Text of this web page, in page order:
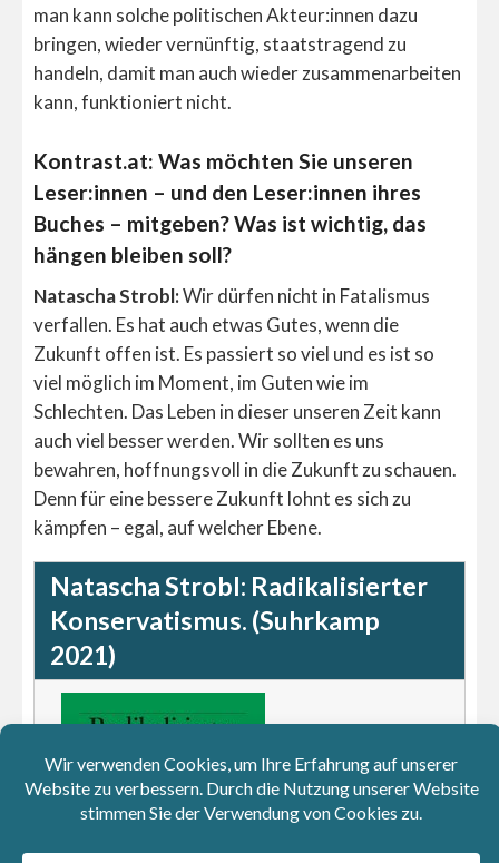
man kann solche politischen Akteur:innen dazu
bringen, wieder vernünftig, staatstragend zu
handeln, damit man auch wieder zusammenarbeiten
kann, funktioniert nicht.
Kontrast.at: Was möchten Sie unseren
Leser:innen – und den Leser:innen ihres
Buches – mitgeben? Was ist wichtig, das
hängen bleiben soll?
Natascha Strobl:Wir dürfen nicht in Fatalismus
verfallen. Es hat auch etwas Gutes, wenn die
Zukunft offen ist. Es passiert so viel und es ist so
viel möglich im Moment, im Guten wie im
Schlechten. Das Leben in dieser unseren Zeit kann
auch viel besser werden. Wir sollten es uns
bewahren, hoffnungsvoll in die Zukunft zu schauen.
Denn für eine bessere Zukunft lohnt es sich zu
kämpfen – egal, auf welcher Ebene.
Natascha Strobl: Radikalisierter
Konservatismus. (Suhrkamp
2021)